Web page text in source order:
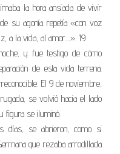
la hora ansiada de vivir
su agonía repetía «con voz
a la vida, al amor…». 19
y fue testigo de cómo
de esta vida terrena.
El 9 de noviembre,
se volvió hacia el lado
figura se iluminó.
días, se abrieron, como si
que rezaba arrodillada